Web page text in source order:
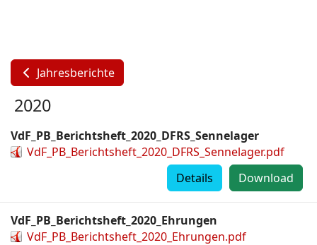
Jahresberichte
2020
VdF_PB_Berichtsheft_2020_DFRS_Sennelager
VdF_PB_Berichtsheft_2020_DFRS_Sennelager.pdf
Download
Details
VdF_PB_Berichtsheft_2020_Ehrungen
VdF_PB_Berichtsheft_2020_Ehrungen.pdf